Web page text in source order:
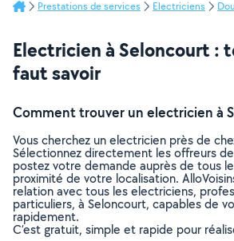
Prestations de services Electriciens
Electricien à Seloncourt :
faut savoir
Comment trouver un electricien à
Vous cherchez un electricien près de
Sélectionnez directement les offreurs
postez votre demande auprès de tous
proximité de votre localisation.
relation avec tous les electriciens,
particuliers, à Seloncourt, capables de
rapidement.
C’est gratuit, simple et rapide pour